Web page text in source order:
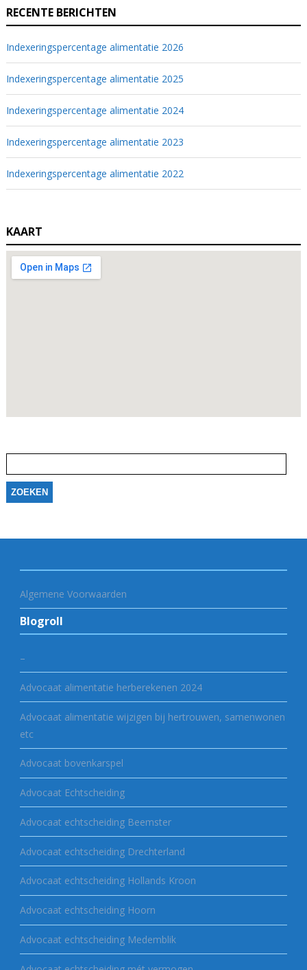
RECENTE BERICHTEN
Indexeringspercentage alimentatie 2026
Indexeringspercentage alimentatie 2025
Indexeringspercentage alimentatie 2024
Indexeringspercentage alimentatie 2023
Indexeringspercentage alimentatie 2022
KAART
naar:
Algemene Voorwaarden
Blogroll
–
Advocaat alimentatie herberekenen 2024
Advocaat alimentatie wijzigen bij hertrouwen, samenwonen
etc
Advocaat bovenkarspel
Advocaat Echtscheiding
Advocaat echtscheiding Beemster
Advocaat echtscheiding Drechterland
Advocaat echtscheiding Hollands Kroon
Advocaat echtscheiding Hoorn
Advocaat echtscheiding Medemblik